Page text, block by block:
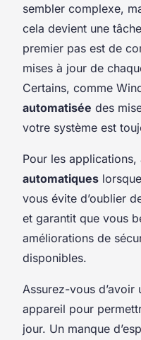
sembler complexe,
cela devient une
premier pas est de
mises à jour de
Certains, comme
automatisée des
votre système est
Pour les applications,
automatiques
vous évite d’oublier
et garantit que vous
améliorations de
disponibles.
Assurez-vous
appareil pour
jour. Un manque